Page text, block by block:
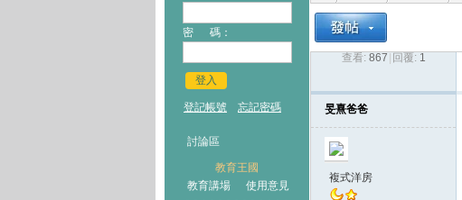
密 碼：
登入
登記帳號 忘記密碼
討論區
教育王國
教育講場
使用意見
›
查看: 867 回覆: 1
旻熹爸爸
複式洋房